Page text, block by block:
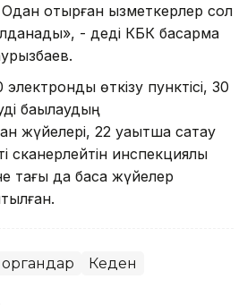
Одан отырған қызметкерлер сол
- деді КБК басқарма
өткізу пунктісі, 30
бақылаудың
жүйелері, 22 уақытша сақтау
сканерлейтін инспекциялық
тағы да басқа жүйелер
органдар Кеден